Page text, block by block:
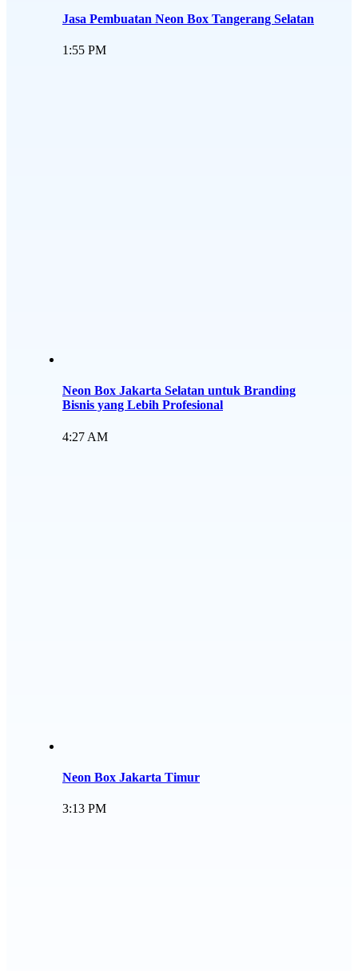
Jasa Pembuatan Neon Box Tangerang Selatan
1:55 PM
Neon Box Jakarta Selatan untuk Branding
Bisnis yang Lebih Profesional
4:27 AM
Neon Box Jakarta Timur
3:13 PM